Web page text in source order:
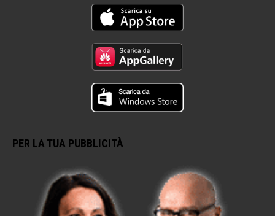
PER LA TUA PUBBLICITÀ